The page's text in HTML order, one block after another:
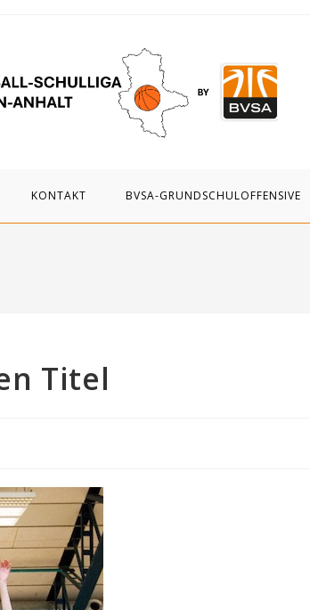
KONTAKT BVSA-GRUNDSCHULOFFENSIVE
Titel